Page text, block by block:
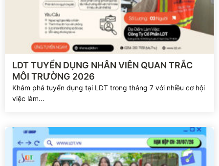
Xem chi tiết
LDT TUYỂN DỤNG NHÂN VIÊN QUAN TRẮC
MÔI TRƯỜNG 2026
Khám phá tuyển dụng tại LDT trong tháng 7 với nhiều cơ hội
việc làm...